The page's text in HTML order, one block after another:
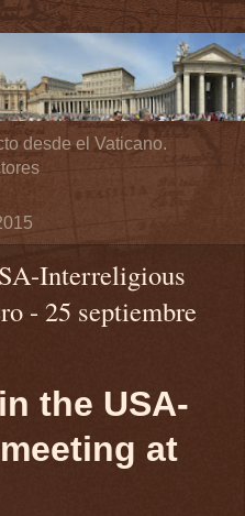
desde el Vaticano.
Interreligious
- 25 septiembre
the USA-
at